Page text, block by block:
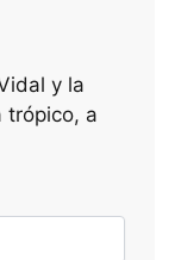
y la
trópico, a